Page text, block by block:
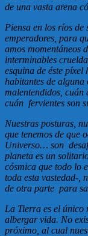
de una vasta arena
Piensa en los ríos
emperadores, para
amos momentáneos
interminables
esquina de éste
habitantes de
malentendidos, cuán
cuán fervientes son
Nuestras posturas,
que tenemos de que
Universo… son
planeta es un
cósmica que todo lo
toda esta vastedad-,
de otra parte para
La Tierra es el único
albergar vida. No
próximo, al cual